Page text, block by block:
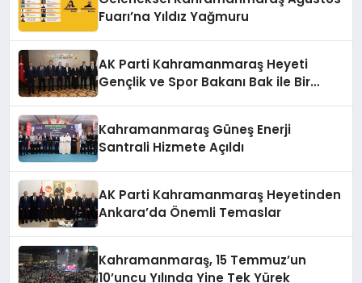
Fuarı’na Yıldız Yağmuru
AK Parti Kahramanmaraş Heyeti
Gençlik ve Spor Bakanı Bak ile Bir
Kahramanmaraş Güneş Enerji
Santrali Hizmete Açıldı
AK Parti Kahramanmaraş Heyetinden
Ankara’da Önemli Temaslar
Kahramanmaraş, 15 Temmuz’un
10’uncu Yılında Yine Tek Yürek